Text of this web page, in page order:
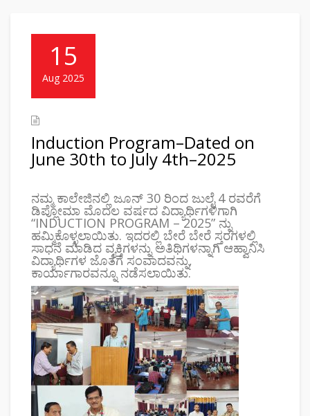
15
Aug 2025
Induction Program–Dated on
June 30th to July 4th–2025
ನಮ್ಮ ಕಾಲೇಜಿನಲ್ಲಿ ಜೂನ್ 30 ರಿಂದ ಜುಲೈ 4 ರವರೆಗೆ
ಡಿಪ್ಲೋಮಾ ಮೊದಲ ವರ್ಷದ ವಿದ್ಯಾರ್ಥಿಗಳಿಗಾಗಿ
“INDUCTION PROGRAM – 2025” ನ್ನು
ಹಮ್ಮಿಕೊಳ್ಳಲಾಯಿತು. ಇದರಲ್ಲಿ ಬೇರೆ ಬೇರೆ ಸ್ತರಗಳಲ್ಲಿ
ಸಾಧನೆ ಮಾಡಿದ ವ್ಯಕ್ತಿಗಳನ್ನು ಅತಿಥಿಗಳನ್ನಾಗಿ ಆಹ್ವಾನಿಸಿ
ವಿದ್ಯಾರ್ಥಿಗಳ ಜೊತೆಗೆ ಸಂವಾದವನ್ನು,
ಕಾರ್ಯಾಗಾರವನ್ನೂ ನಡೆಸಲಾಯಿತು.